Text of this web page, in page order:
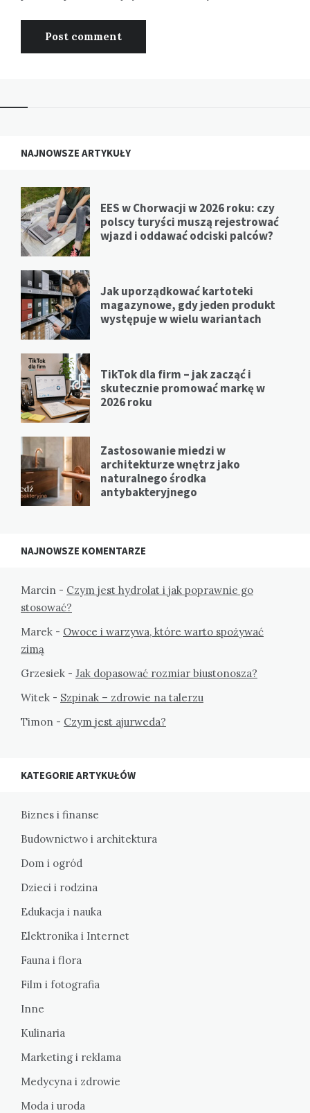
NAJNOWSZE ARTYKUŁY
EES w Chorwacji w 2026 roku: czy
polscy turyści muszą rejestrować
wjazd i oddawać odciski palców?
Jak uporządkować kartoteki
magazynowe, gdy jeden produkt
występuje w wielu wariantach
TikTok dla firm – jak zacząć i
skutecznie promować markę w
2026 roku
Zastosowanie miedzi w
architekturze wnętrz jako
naturalnego środka
antybakteryjnego
NAJNOWSZE KOMENTARZE
Marcin - Czym jest hydrolat i jak poprawnie go
stosować?
Marek - Owoce i warzywa, które warto spożywać
zimą
Grzesiek - Jak dopasować rozmiar biustonosza?
Witek - Szpinak – zdrowie na talerzu
Timon - Czym jest ajurweda?
KATEGORIE ARTYKUŁÓW
Biznes i finanse
Budownictwo i architektura
Dom i ogród
Dzieci i rodzina
Edukacja i nauka
Elektronika i Internet
Fauna i flora
Film i fotografia
Inne
Kulinaria
Marketing i reklama
Medycyna i zdrowie
Moda i uroda